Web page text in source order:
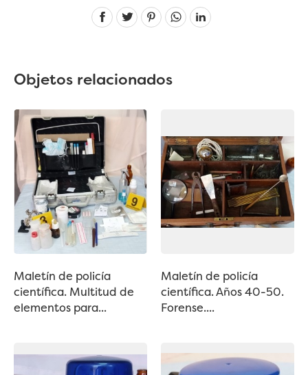
Linkedin
Objetos relacionados
Maletín de policía
científica. Multitud de
elementos para...
Maletín de policía
científica. Años 40-50.
Forense....